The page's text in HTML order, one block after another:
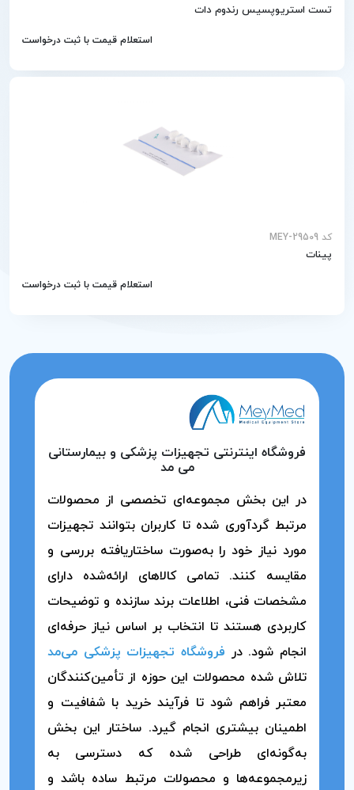
تست استریوپسیس رندوم دات
استعلام قیمت با ثبت درخواست
کد MEY-29509
پینات
استعلام قیمت با ثبت درخواست
فروشگاه اینترنتی تجهیزات پزشکی و بیمارستانی
می مد
در این بخش مجموعه‌ای تخصصی از محصولات
مرتبط گردآوری شده تا کاربران بتوانند تجهیزات
مورد نیاز خود را به‌صورت ساختاریافته بررسی و
مقایسه کنند. تمامی کالاهای ارائه‌شده دارای
مشخصات فنی، اطلاعات برند سازنده و توضیحات
کاربردی هستند تا انتخاب بر اساس نیاز حرفه‌ای
انجام شود. در فروشگاه تجهیزات پزشکی می‌مد
تلاش شده محصولات این حوزه از تأمین‌کنندگان
معتبر فراهم شود تا فرآیند خرید با شفافیت و
اطمینان بیشتری انجام گیرد. ساختار این بخش
به‌گونه‌ای طراحی شده که دسترسی به
زیرمجموعه‌ها و محصولات مرتبط ساده باشد و